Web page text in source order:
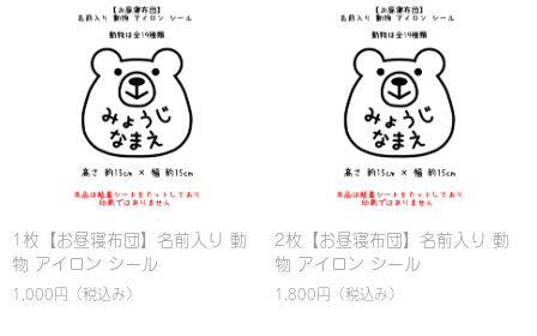
1枚【お昼寝布団】名前入り 動
物 アイロン シール
1,000円 （税込み）
2枚【お昼寝布団】名前入り 動
物 アイロン シール
1,800円 （税込み）